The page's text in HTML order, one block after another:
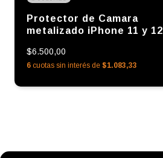
Protector de Camara
metalizado iPhone 11 y 12
$6.500,00
6 cuotas sin interés de $1.083,33